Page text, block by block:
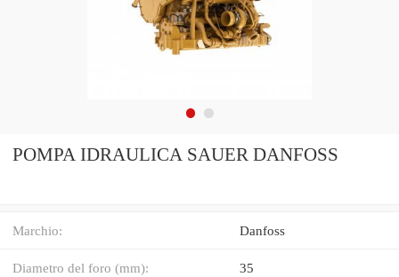
POMPA IDRAULICA SAUER DANFOSS
Marchio: Danfoss
Diametro del foro (mm): 35